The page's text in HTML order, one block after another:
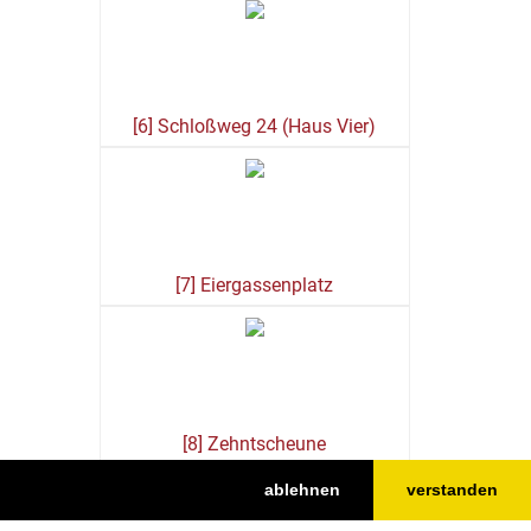
ablehnen verstanden
[6] Schloßweg 24 (Haus Vier)
[7] Eiergassenplatz
[8] Zehntscheune